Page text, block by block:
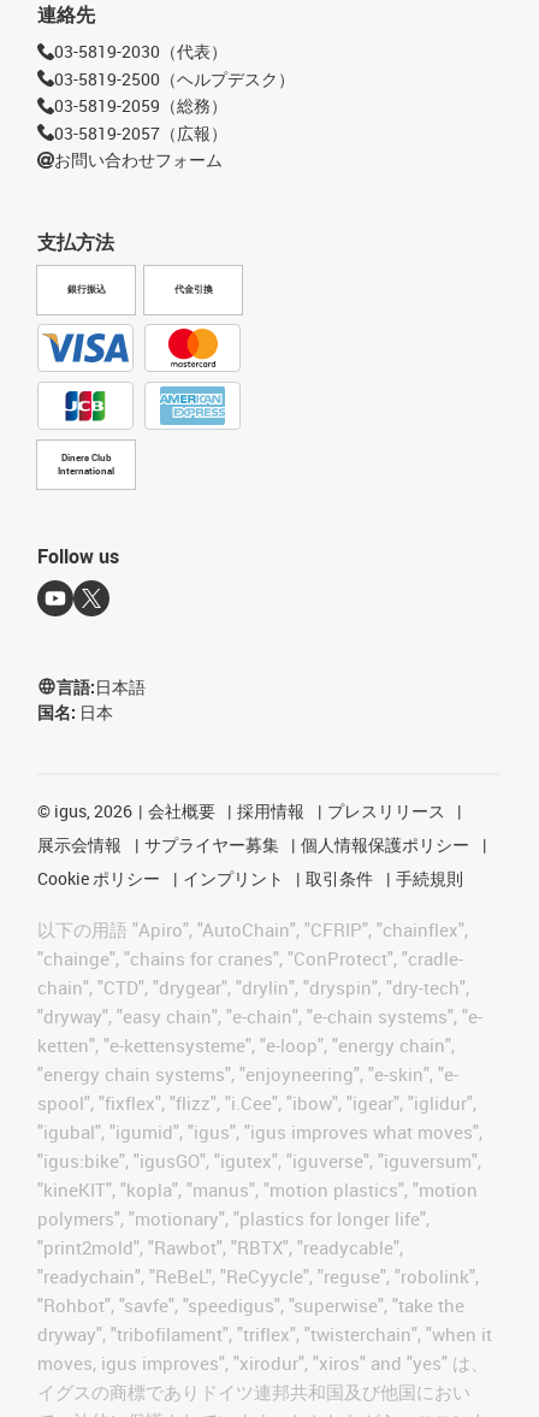
支払方法
銀行振込 代金引換
Diners Club
International
連絡先
03-5819-2030（代表）
03-5819-2500（ヘルプデスク）
03-5819-2059（総務）
03-5819-2057（広報）
お問い合わせフォーム
Follow us
言語:日本語
国名: 日本
© igus, 2026 会社概要 採用情報
プレスリリース
展示会情報
サプライヤー募集
個人情報保護ポリシー
Cookie ポリシー
インプリント 取引条件 手続規則
以下の用語 "Apiro", "AutoChain", "CFRIP", "chainflex",
"chainge", "chains for cranes", "ConProtect", "cradle-
chain", "CTD", "drygear", "drylin", "dryspin", "dry-tech",
"dryway", "easy chain", "e-chain", "e-chain systems", "e-
ketten", "e-kettensysteme", "e-loop", "energy chain",
"energy chain systems", "enjoyneering", "e-skin", "e-
spool", "fixflex", "flizz", "i.Cee", "ibow", "igear", "iglidur",
"igubal", "igumid", "igus", "igus improves what moves",
"igus:bike", "igusGO", "igutex", "iguverse", "iguversum",
"kineKIT", "kopla", "manus", "motion plastics", "motion
polymers", "motionary", "plastics for longer life",
"print2mold", "Rawbot", "RBTX", "readycable",
"readychain", "ReBeL", "ReCyycle", "reguse", "robolink",
"Rohbot", "savfe", "speedigus", "superwise", "take the
dryway", "tribofilament", "triflex", "twisterchain", "when it
moves, igus improves", "xirodur", "xiros" and "yes" は、
イグスの商標でありドイツ連邦共和国及び他国におい